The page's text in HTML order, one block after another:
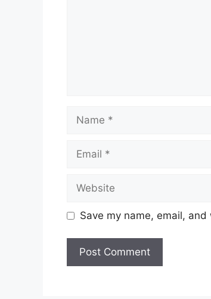
Save my name, email,